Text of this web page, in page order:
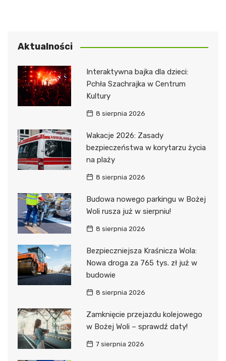
Aktualności
Interaktywna bajka dla dzieci:
Pchła Szachrajka w Centrum
Kultury
8 sierpnia 2026
Wakacje 2026: Zasady
bezpieczeństwa w korytarzu życia
na plaży
8 sierpnia 2026
Budowa nowego parkingu w Bożej
Woli rusza już w sierpniu!
8 sierpnia 2026
Bezpieczniejsza Kraśnicza Wola:
Nowa droga za 765 tys. zł już w
budowie
8 sierpnia 2026
Zamknięcie przejazdu kolejowego
w Bożej Woli – sprawdź daty!
7 sierpnia 2026